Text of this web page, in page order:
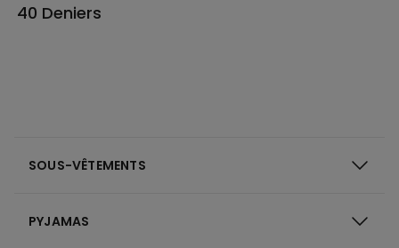
40 Deniers
SOUS-VÊTEMENTS
PYJAMAS